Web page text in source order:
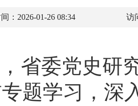
：2026-01-26 08:34 访
省委党史研
题学习，深